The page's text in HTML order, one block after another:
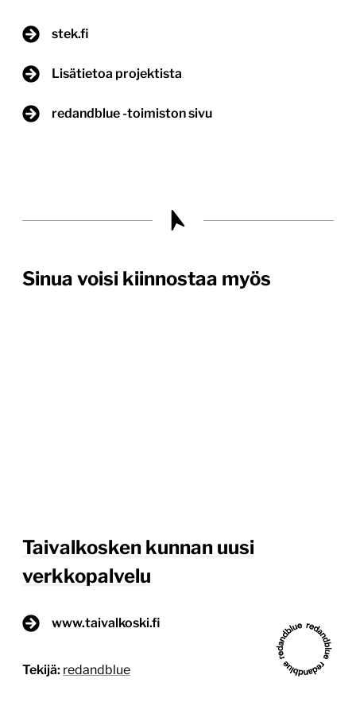
stek.fi
Lisätietoa projektista
redandblue -toimiston sivu
Sinua voisi kiinnostaa myös
Taivalkosken kunnan uusi
verkkopalvelu
www.taivalkoski.fi
Tekijä: redandblue